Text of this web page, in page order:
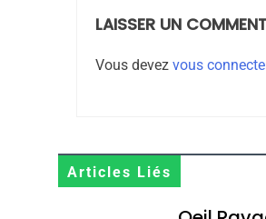
LAISSER UN
Vous devez vous
Articles Liés
Oeil